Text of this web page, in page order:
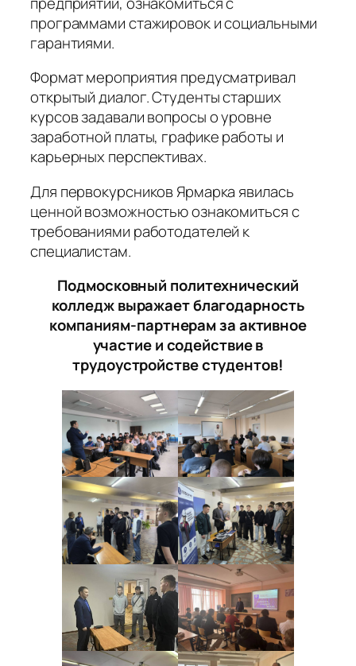
программами стажировок и социальными
гарантиями.
Формат мероприятия предусматривал
открытый диалог. Студенты старших
курсов задавали вопросы о уровне
заработной платы, графике работы и
карьерных перспективах.
Для первокурсников Ярмарка явилась
ценной возможностью ознакомиться с
требованиями работодателей к
специалистам.
Подмосковный политехнический
колледж выражает благодарность
компаниям-партнерам за активное
участие и содействие в
трудоустройстве студентов!